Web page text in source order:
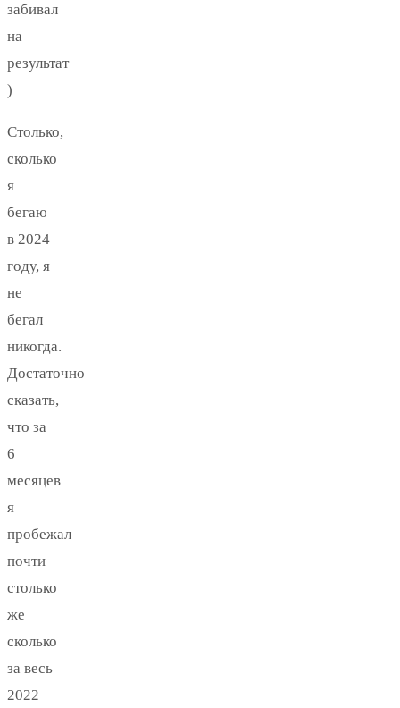
забивал
на
результат
)
Столько,
сколько
я
бегаю
в 2024
году, я
не
бегал
никогда.
Достаточно
сказать,
что за
6
месяцев
я
пробежал
почти
столько
же
сколько
за весь
2022